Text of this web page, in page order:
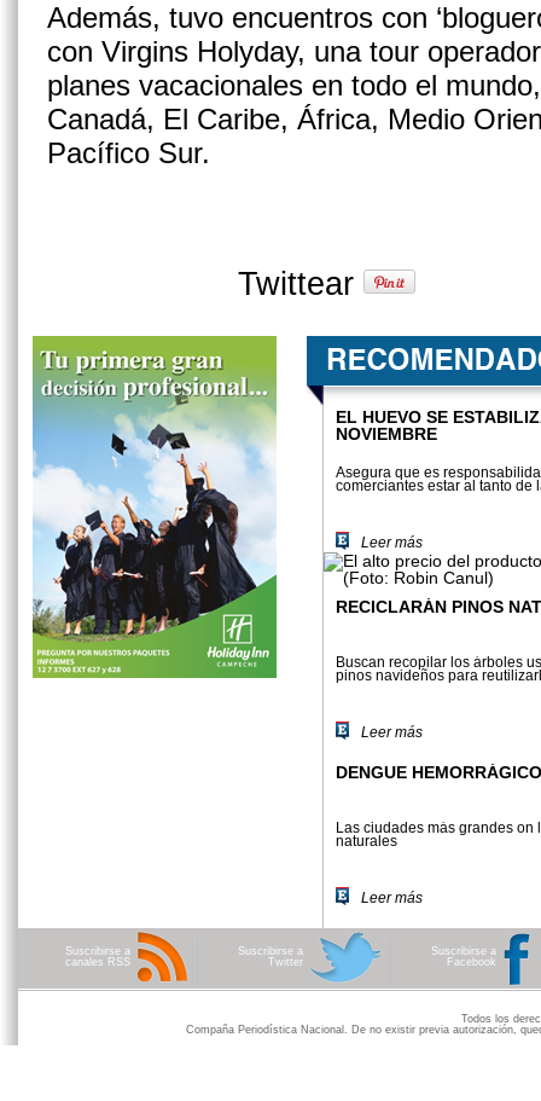
Además, tuvo encuentros con
con Virgins Holyday, una tour
planes vacacionales en todo el
Canadá, El Caribe, África, Medio
Pacífico Sur.
Twittear
EL HUEVO SE
NOVIEMBRE
Asegura que es
comerciantes estar al tanto de
Leer más
RECICLARÁN PINOS
Buscan recopilar los árboles
pinos navideños para
Leer más
DENGUE
Las ciudades más grandes
naturales
Leer más
Suscribirse a
canales RSS
Suscribirse a
Twitter
Suscribirse a
Facebook
Todos los
Compaña Periodística Nacional. De no existir previa autorización,